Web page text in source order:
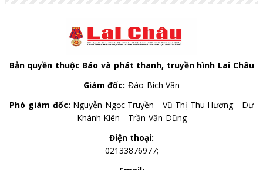
Bản quyền thuộc Báo và phát thanh, truyền hình Lai Châu
Giám đốc: Đào Bích Vân
Phó giám đốc: Nguyễn Ngọc Truyền - Vũ Thị Thu Hương - Dư
Khánh Kiên - Trần Văn Dũng
Điện thoại:
02133876977;